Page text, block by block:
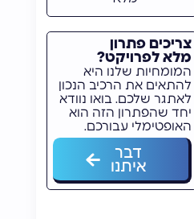
צריכים פתרון
מלא לפרויקט?
המומחיות שלנו היא
להתאים את הרכיב הנכון
לאתגר שלכם. בואו נוודא
יחד שהפתרון הזה הוא
האופטימלי עבורכם.
דבר
איתנו